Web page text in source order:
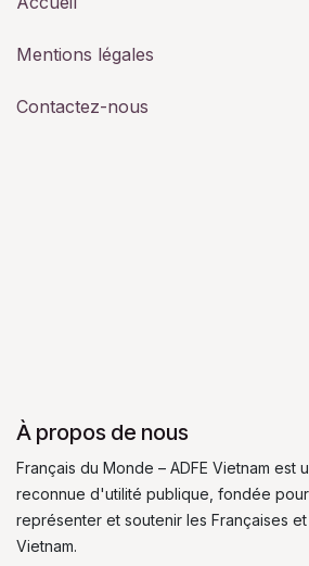
Mentions légales
Contactez-nous
À propos de nous
Français du Monde – ADFE Vietnam est
reconnue d'utilité publique, fondée pour
représenter et soutenir les Françaises
Vietnam.